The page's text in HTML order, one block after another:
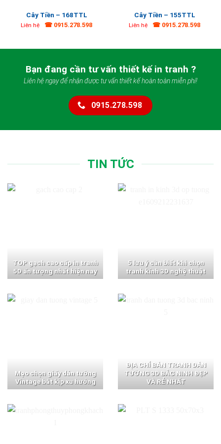
Cây Tiền – 168TTL
Liên hệ ☎ 0915.278.598
Cây Tiền – 155TTL
Liên hệ ☎ 0915.278.598
Bạn đang cần tư vấn thiết kế in tranh ?
Liên hệ ngay để nhận được tư vấn thiết kế hoàn toàn miễn phí!
0915.278.598
TIN TỨC
TOP gạch cao cấp in tranh
5D ấn tượng nhất hiện nay
5 lưu ý cần biết khi chọn
tranh kính 3D nghệ thuật
Mẹo chọn giấy dán tường
Vintage bắt kịp xu hướng
ĐỊA CHỈ BÁN TRANH DÁN
TƯỜNG 3D BẮC NINH ĐẸP
VÀ RẺ NHẤT